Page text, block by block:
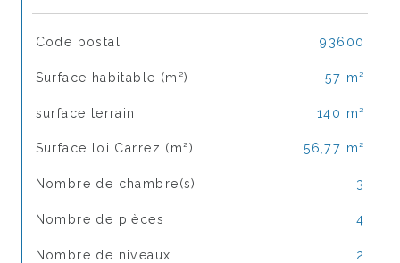
TRAD_SIROCCO_Caracteristique
Code postal 93600
Surface habitable (m²) 57 m²
surface terrain 140 m²
Surface loi Carrez (m²) 56,77 m²
Nombre de chambre(s) 3
Nombre de pièces 4
Nombre de niveaux 2